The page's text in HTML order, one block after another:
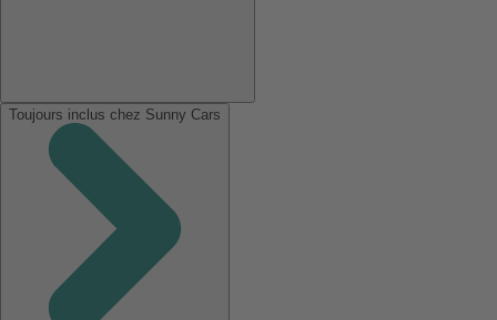
Toujours inclus chez Sunny Cars